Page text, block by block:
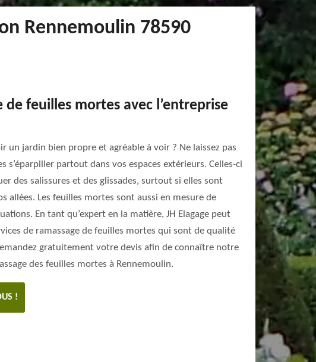
Rennemoulin 78590
de feuilles mortes avec l’entreprise
un jardin bien propre et agréable à voir ? Ne laissez pas
s’éparpiller partout dans vos espaces extérieurs. Celles-ci
des salissures et des glissades, surtout si elles sont
allées. Les feuilles mortes sont aussi en mesure de
En tant qu’expert en la matière, JH Elagage peut
de ramassage de feuilles mortes qui sont de qualité
gratuitement votre devis afin de connaître notre
des feuilles mortes à Rennemoulin.
!